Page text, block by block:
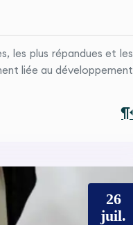
les plus répandues et les
liée au développement
26
juil.